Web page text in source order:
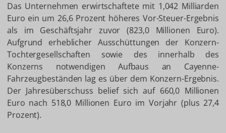
Das Unternehmen erwirtschaftete mit 1,042 Milliarden
Euro ein um 26,6 Prozent höheres Vor-Steuer-Ergebnis
als im Geschäftsjahr zuvor (823,0 Millionen Euro).
Aufgrund erheblicher Ausschüttungen der Konzern-
Tochtergesellschaften sowie des innerhalb des
Konzerns notwendigen Aufbaus an Cayenne-
Fahrzeugbeständen lag es über dem Konzern-Ergebnis.
Der Jahresüberschuss belief sich auf 660,0 Millionen
Euro nach 518,0 Millionen Euro im Vorjahr (plus 27,4
Prozent).